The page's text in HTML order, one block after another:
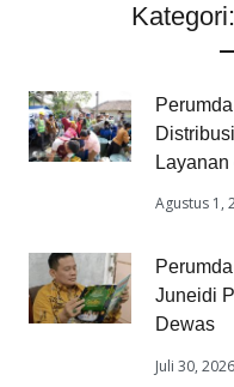
Kategori:
Agustus 1,
Juneidi
Dewas
Juli 30, 2026